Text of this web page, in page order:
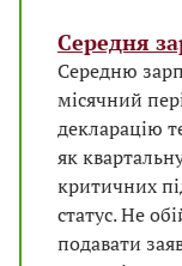
Середня
Середню
місячний
декларацію
як
критичних
статус. Не
подавати